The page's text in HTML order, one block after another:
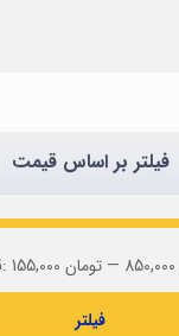
فیلتر بر اساس قیمت
فیلتر
قیمت: 155,000 تومان—